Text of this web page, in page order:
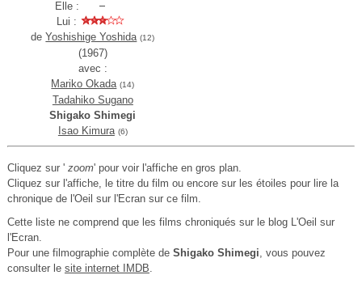
Elle :
Lui :
deYoshishige Yoshida (12)
(1967)
avec :
Mariko Okada (14)
Tadahiko Sugano
Shigako Shimegi
Isao Kimura (6)
Cliquez sur ' zoom' pour voir l'affiche en gros plan.
Cliquez sur l'affiche, le titre du film ou encore sur les étoiles pour lire la
chronique de l'Oeil sur l'Ecran sur ce film.
Cette liste ne comprend que les films chroniqués sur le blog L'Oeil sur
l'Ecran.
Pour une filmographie complète de Shigako Shimegi, vous pouvez
consulter le site internet IMDB.